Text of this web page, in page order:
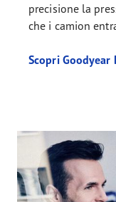
precisione la
che i camion
Scopri Goodyear